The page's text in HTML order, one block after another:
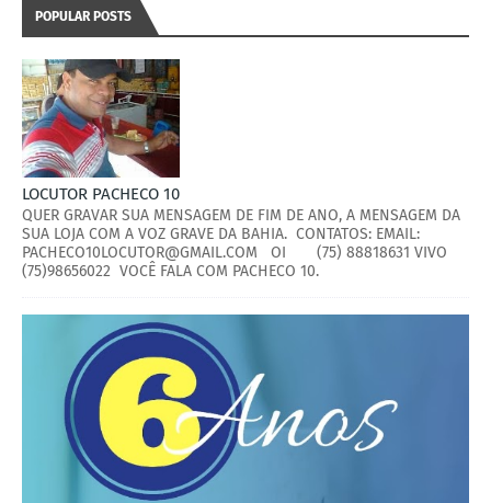
POPULAR POSTS
LOCUTOR PACHECO 10
QUER GRAVAR SUA MENSAGEM DE FIM DE ANO, A MENSAGEM DA
SUA LOJA COM A VOZ GRAVE DA BAHIA. CONTATOS: EMAIL:
PACHECO10LOCUTOR@GMAIL.COM OI (75) 88818631 VIVO
(75)98656022 VOCÊ FALA COM PACHECO 10.